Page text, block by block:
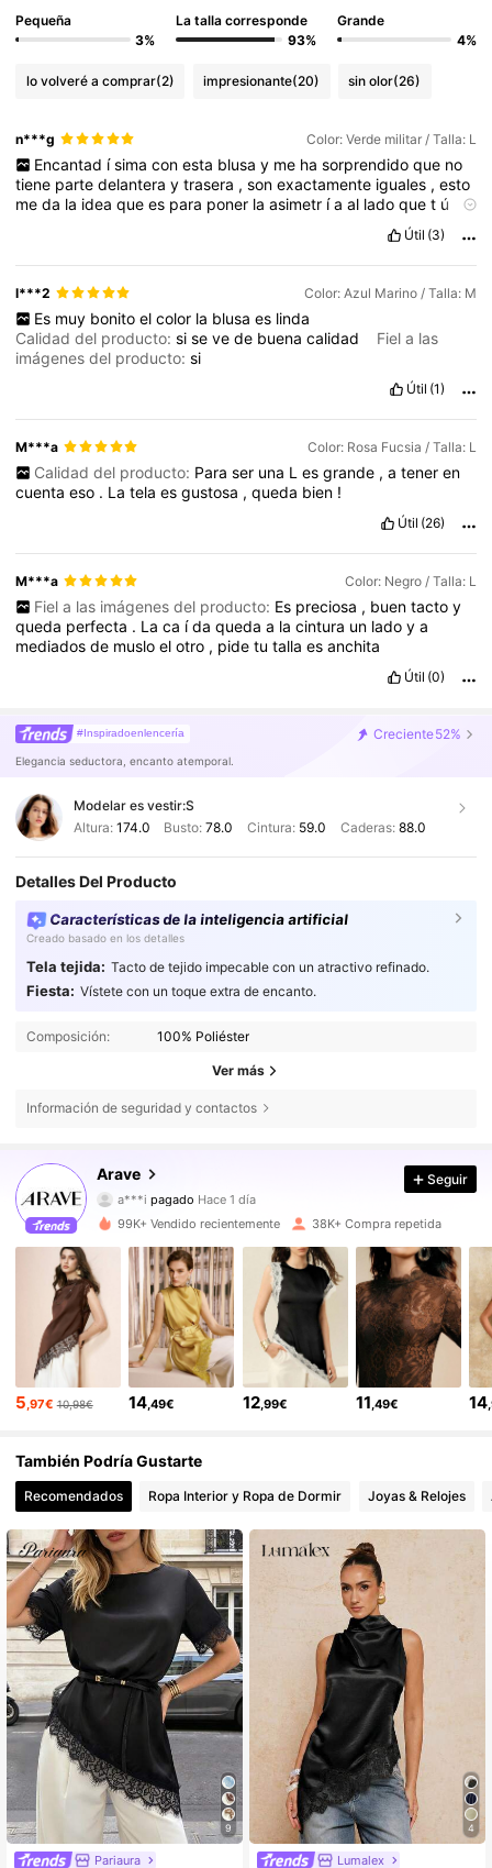
Pequeña
3%
La talla corresponde
93%
Grande
4%
lo volveré a comprar(2) impresionante(20) sin olor(26)
n***g Color: Verde militar / Talla: L
Encantad ísima con esta blusa y me ha sorprendido que no
tiene partedelanteraytrasera ,sonexactamente iguales ,esto
meda la ideaquees para poner laasimetr íaal ladoquet ú
genial
muy buena
calidad,essaténylosencajessonmuybonitosElproducto
fiela la imagen
Útil (3)
l***2 Color: Azul Marino / Talla: M
Es muy bonito el color la blusa es linda
Calidad del producto:sisevede buenacalidad
Fiel a las
imágenes del producto:si
Útil (1)
M***a Color: Rosa Fucsia / Talla: L
Calidad del producto: Para ser una L es grande , a tener en
cuentaeso . Latelaesgustosa ,queda bien !
Útil (26)
M***a Color: Negro / Talla: L
Fiel a las imágenes del producto: Es preciosa , buen tacto y
queda perfecta . Laca ídaquedaa lacintura un ladoya
mediadosde musloelotro , pidetutallaesanchita
Útil (0)
#Inspiradoenlencería Creciente52%
Elegancia seductora, encanto atemporal.
Modelar es vestir:S
Altura: 174.0 Busto:78.0 Cintura: 59.0 Caderas: 88.0
Detalles Del Producto
Características de la inteligencia artificial
Creado basado en los detalles
Tela tejida: Tacto de tejido impecable con un atractivo refinado.
Fiesta: Vístete con un toque extra de encanto.
Composición: 100% Poliéster
Ver más
Información de seguridad y contactos
Arave
4,79
211K Seguidores
a***i pagado Hace 1 día
4,79 211K Seguidores
4,79 211K Seguidores
4,79 211K Seguidores
211K Seguidores
4,79 211K Seguidores
4,79 211K Seguidores
4,79 211K Seguidores
4,79
Seguir
99K+ Vendido recientemente 38K+ Compra repetida
5,97€ 10,98€ 14,49€ 12,99€ 11,49€ 14
También Podría Gustarte
Recomendados Ropa Interior y Ropa de Dormir Joyas & Relojes
9
Pariaura
4
Lumalex